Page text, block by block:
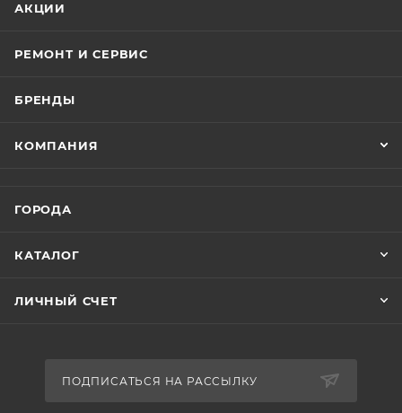
АКЦИИ
РЕМОНТ И СЕРВИС
БРЕНДЫ
КОМПАНИЯ
ГОРОДА
КАТАЛОГ
ЛИЧНЫЙ СЧЕТ
ПОДПИСАТЬСЯ НА РАССЫЛКУ